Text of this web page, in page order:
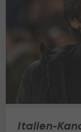
Italien-